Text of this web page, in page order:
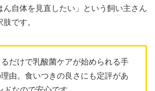
自体を見直したい」という飼い主さん
です。
だけで乳酸菌ケアが始められる手
由。食いつきの良さにも定評があ